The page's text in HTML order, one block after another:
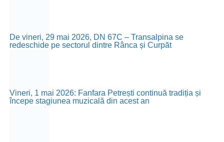
De vineri, 29 mai 2026, DN 67C – Transalpina se
redeschide pe sectorul dintre Rânca și Curpăt
Vineri, 1 mai 2026: Fanfara Petrești continuă tradiția și
începe stagiunea muzicală din acest an